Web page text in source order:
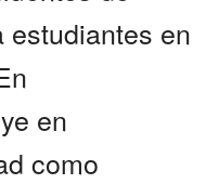
estudiantes en
en
como